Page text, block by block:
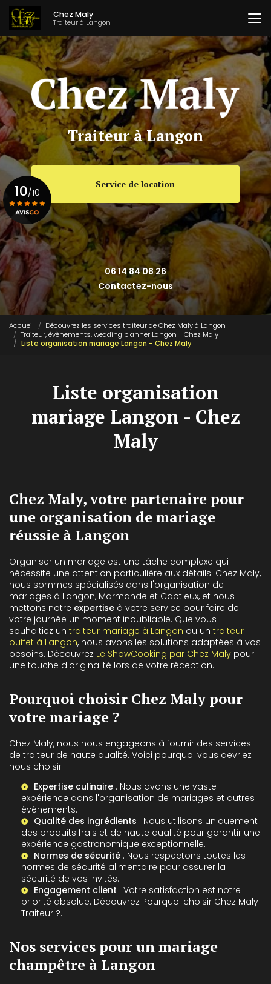
Aller
contenu
principal
Chez Maly
Traiteur à Langon
Traiteur à Langon
Service de location
06 14 84 08 26
Contactez-nous
10/10
Voir le certificat
Accueil
Découvrez les services traiteur de Chez Maly à Langon
Traiteur, évènements, wedding planner Langon - Chez Maly
Liste organisation mariage Langon - Chez Maly
Liste organisation
mariage Langon - Chez
Maly
Chez Maly, votre partenaire pour
une organisation de mariage
réussie à Langon
Organiser un mariage est une tâche complexe qui
nécessite une attention particulière aux détails. Chez Maly,
nous sommes spécialisés dans l'organisation de
mariages à Langon, Marmande et Captieux, et nous
mettons notre expertise à votre service pour faire de
votre journée un moment inoubliable. Que vous
souhaitiez un traiteur mariage à Langon ou un traiteur
buffet à Langon, nous avons les solutions adaptées à vos
besoins. Découvrez Le ShowCooking par Chez Maly pour
une touche d'originalité lors de votre réception.
Pourquoi choisir Chez Maly pour
votre mariage ?
Chez Maly, nous nous engageons à fournir des services
de traiteur de haute qualité. Voici pourquoi vous devriez
nous choisir :
Expertise culinaire : Nous avons une vaste
expérience dans l'organisation de mariages et autres
événements.
Qualité des ingrédients : Nous utilisons uniquement
des produits frais et de haute qualité pour garantir une
expérience gastronomique exceptionnelle.
Normes de sécurité : Nous respectons toutes les
normes de sécurité alimentaire pour assurer la
sécurité de vos invités.
Engagement client : Votre satisfaction est notre
priorité absolue. Découvrez Pourquoi choisir Chez Maly
Traiteur ?.
Nos services pour un mariage
champêtre à Langon